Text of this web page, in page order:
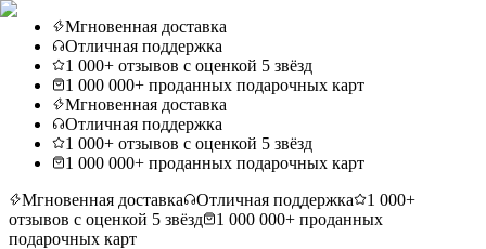
Мгновенная доставка
Отличная поддержка
1 000+ отзывов с оценкой 5 звёзд
1 000 000+ проданных подарочных карт
Мгновенная доставка
Отличная поддержка
1 000+ отзывов с оценкой 5 звёзд
1 000 000+ проданных подарочных карт
Мгновенная доставка
Отличная поддержка
1 000+
отзывов с оценкой 5 звёзд
1 000 000+ проданных
подарочных карт